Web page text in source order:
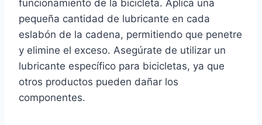
funcionamiento de la bicicleta. Aplica una
pequeña cantidad de lubricante en cada
eslabón de la cadena, permitiendo que penetre
y elimine el exceso. Asegúrate de utilizar un
lubricante específico para bicicletas, ya que
otros productos pueden dañar los
componentes.